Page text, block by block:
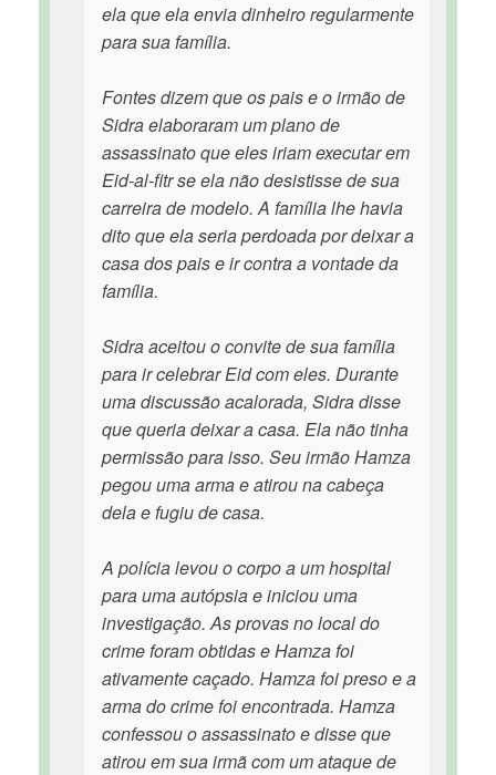
ela que ela envia dinheiro regularmente
para sua família.
Fontes dizem que os pais e o irmão de
Sidra elaboraram um plano de
assassinato que eles iriam executar em
Eid-al-fitr se ela não desistisse de sua
carreira de modelo. A família lhe havia
dito que ela seria perdoada por deixar a
casa dos pais e ir contra a vontade da
família.
Sidra aceitou o convite de sua família
para ir celebrar Eid com eles. Durante
uma discussão acalorada, Sidra disse
que queria deixar a casa. Ela não tinha
permissão para isso. Seu irmão Hamza
pegou uma arma e atirou na cabeça
dela e fugiu de casa.
A polícia levou o corpo a um hospital
para uma autópsia e iniciou uma
investigação. As provas no local do
crime foram obtidas e Hamza foi
ativamente caçado. Hamza foi preso e a
arma do crime foi encontrada. Hamza
confessou o assassinato e disse que
atirou em sua irmã com um ataque de